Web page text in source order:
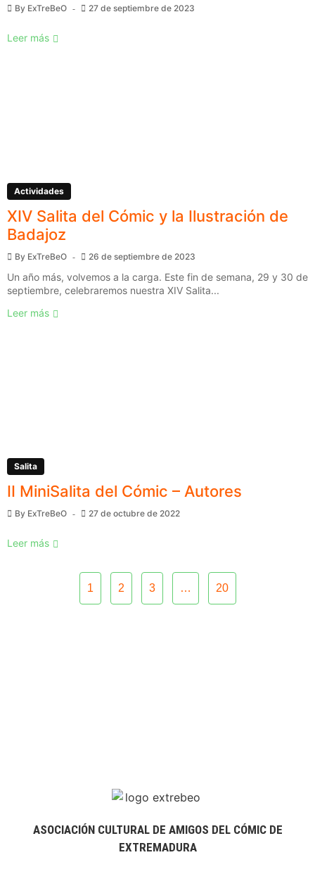
By ExTreBeO 27 de septiembre de 2023
Leer más
Actividades
XIV Salita del Cómic y la Ilustración de
Badajoz
By ExTreBeO 26 de septiembre de 2023
Un año más, volvemos a la carga. Este fin de semana, 29 y 30 de
septiembre, celebraremos nuestra XIV Salita...
Leer más
Salita
II MiniSalita del Cómic – Autores
By ExTreBeO 27 de octubre de 2022
Leer más
1 2 3 … 20
ASOCIACIÓN CULTURAL DE AMIGOS DEL CÓMIC DE
EXTREMADURA